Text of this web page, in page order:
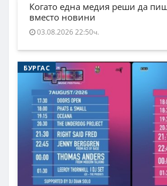
Когато една медия реши да
вместо новини
03.08.2026 22:50ч.
БУРГАС